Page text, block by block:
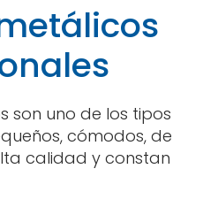
son uno de los tipos
cómodos, de
calidad y constan